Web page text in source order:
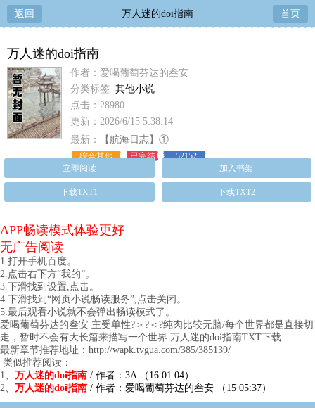
返回 万人迷的doi指南 首页
万人迷的doi指南
作者：爱喝葡萄芬达的叁安
分类标签 其他小说
点击：28980
更新：2026/6/15 5:38:14
最新：
【航海日志】①
综合其他 已完结
52152
立即阅读
加入书架
下载TXT1 下载TXT2
APP畅读模式体验更好
无广告阅读
1.打开手机百度。
2.点击右下方“我的”。
3.下滑找到设置,点击。
4.下滑找到“网页小说畅读服务”,点击关闭。
5.最后观看小说就不会弹出畅读模式了。
爱喝葡萄芬达的叁安 主受单性?＞?＜?纯肉比较无脑/每个世界都是直接切
走，暂时不会有大长篇来描写一个世界 万人迷的doi指南TXT下载
最新章节推荐地址：http://wapk.tvgua.com/385/385139/
类似推荐阅读：
1、 万人迷的doi指南 / 作者：3A （16 01:04）
2、 万人迷的doi指南 / 作者：爱喝葡萄芬达的叁安 （15 05:37）